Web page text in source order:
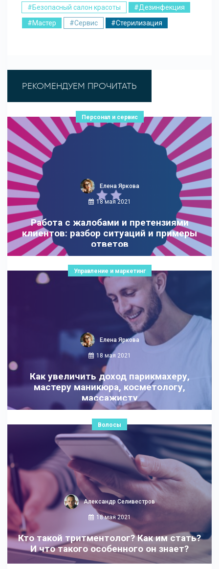
#Безопасный салон красоты
#Дезинфекция
#Мастер
#Сервис #Стерилизация
РЕКОМЕНДУЕМ ПРОЧИТАТЬ
Персонал и сервис
Елена Яркова
18 мая 2021
Работа с жалобами и претензиями
клиентов: разбор ситуаций и примеры
ответов
Управление и маркетинг
Елена Яркова
18 мая 2021
Как увеличить доход парикмахеру,
мастеру маникюра, косметологу,
массажисту
Волосы
Александр Селивестров
18 мая 2021
Кто такой тритментолог? Как им стать?
И что такого особенного он знает?